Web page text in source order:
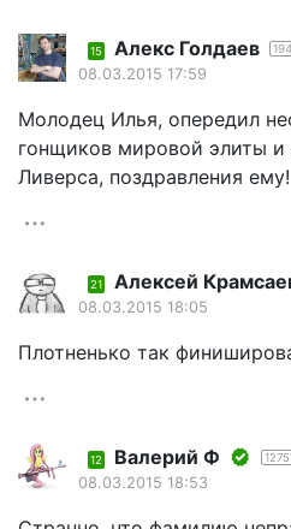
15 Алекс Голдаев
08.03.2015 17:59
Молодец Илья, опередил
гонщиков мировой элиты и
Ливерса, поздравления ему!
21 Алексей
08.03.2015 18:05
Плотненько так
12 Валерий Ф
08.03.2015 18:53